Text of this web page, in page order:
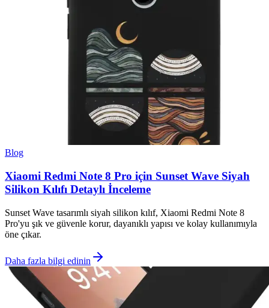
Blog
Xiaomi Redmi Note 8 Pro için Sunset Wave Siyah
Silikon Kılıfı Detaylı İnceleme
Sunset Wave tasarımlı siyah silikon kılıf, Xiaomi Redmi Note 8
Pro'yu şık ve güvenle korur, dayanıklı yapısı ve kolay kullanımıyla
öne çıkar.
Daha fazla bilgi edinin